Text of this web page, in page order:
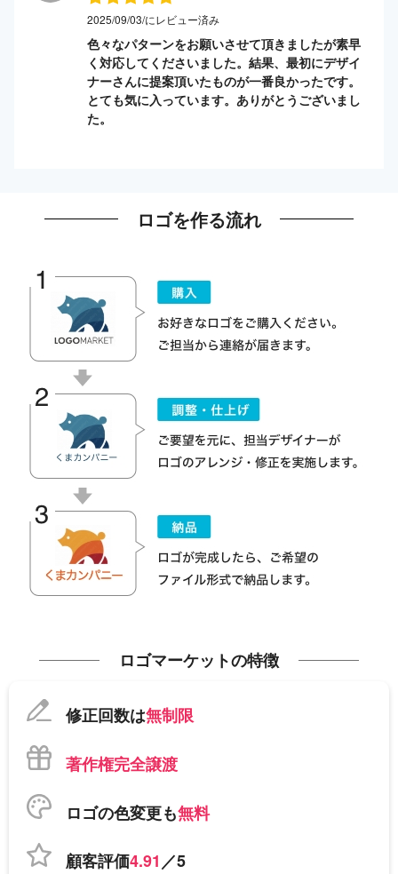
2025/09/03/にレビュー済み
色々なパターンをお願いさせて頂きましたが素早
く対応してくださいました。結果、最初にデザイ
ナーさんに提案頂いたものが一番良かったです。
とても気に入っています。ありがとうございまし
た。
ロゴを作る流れ
ロゴマーケットの特徴
修正回数は無制限
著作権完全譲渡
ロゴの色変更も無料
顧客評価4.91／5